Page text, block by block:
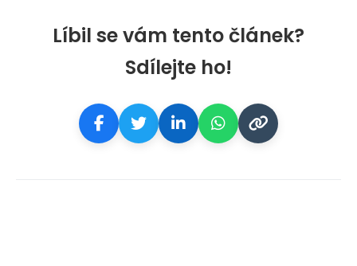
Líbil se vám tento článek?
Sdílejte ho!